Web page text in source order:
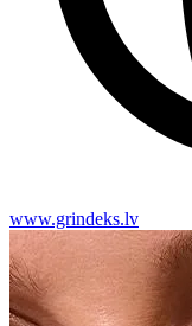
www.grindeks.lv